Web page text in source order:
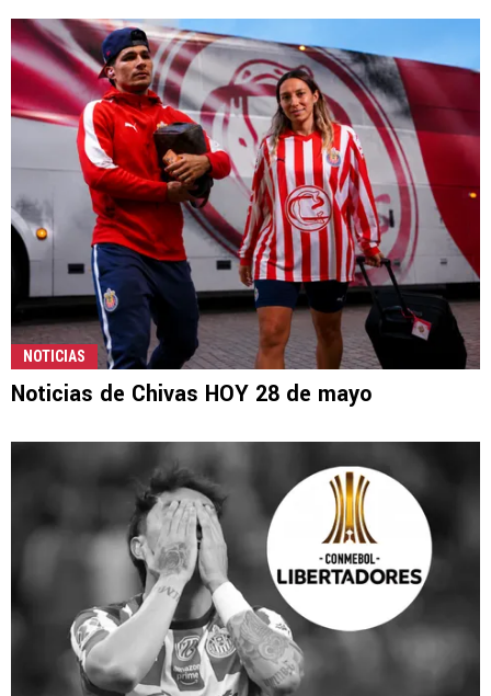
NOTICIAS
Noticias de Chivas HOY 28 de mayo